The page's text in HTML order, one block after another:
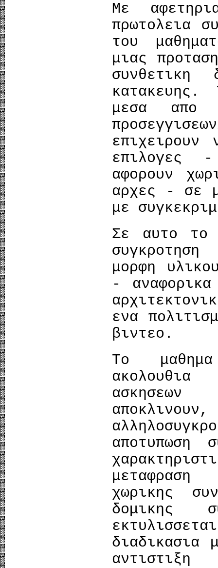
Με
πρωτολεια
του
μιας
συνθετικη
κατακευης.
μεσα απο
επιχειρουν
επιλογες
αφορουν
αρχες - σε
με
Σε αυτο το
μορφη
-
ενα
βιντεο.
Το
αποτυπωση
χωρικης
δομικης
διαδικασια